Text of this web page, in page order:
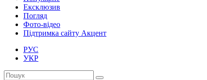
Ексклюзив
Погляд
Фото-відео
Підтримка сайту Акцент
РУС
УКР